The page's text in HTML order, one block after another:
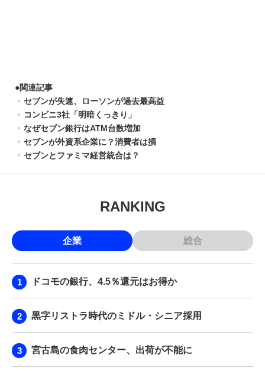
●関連記事
セブンが失速、ローソンが過去最高益
コンビニ3社「明暗くっきり」
なぜセブン銀行はATM台数増加
セブンが外資系企業に？消費者は損
セブンとファミマ経営統合は？
RANKING
企業 総合
ドコモの銀行、4.5％還元はお得か
黒字リストラ時代のミドル・シニア採用
宮古島の食肉センター、出荷が不能に